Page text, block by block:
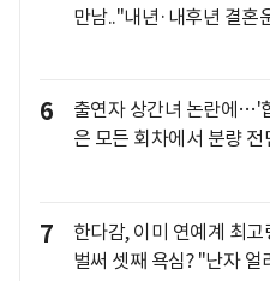
만남.."내년·내후년 결혼
6
출연자 상간녀 논란에…'
은 모든 회차에서 분량
7
한다감, 이미 연예계 최
벌써 셋째 욕심? "난자